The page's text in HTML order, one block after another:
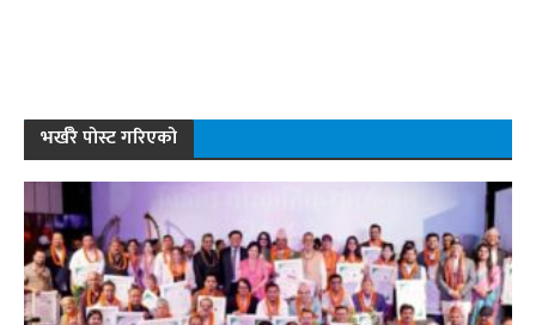
भर्खरै पोस्ट गरिएको